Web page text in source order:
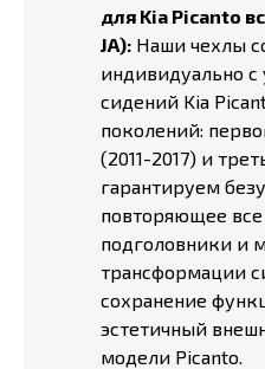
для Kia Picanto
JA): Наши чехлы
индивидуально с
сидений Kia
поколений:
(2011-2017) и
гарантируем
повторяющее
подголовники и
трансформации
сохранение
эстетичный
модели Picanto.